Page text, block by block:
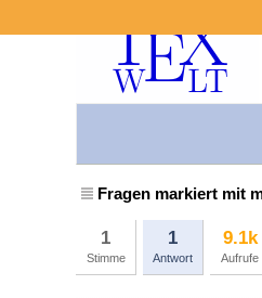
Fragen markiert mit
1
Stimme
1
Antwort
9.1k
Aufrufe